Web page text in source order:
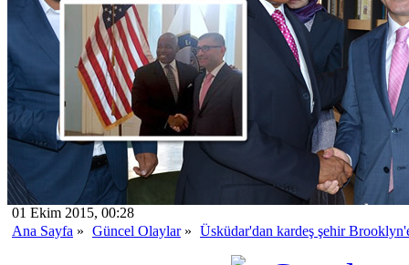
01 Ekim 2015, 00:28
Ana Sayfa » Güncel Olaylar» Üsküdar'dan kardeş şehir